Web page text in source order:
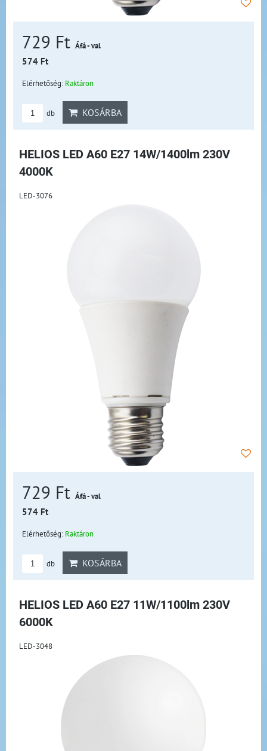
729 Ft Áfá - val
574 Ft
Elérhetőség: Raktáron
db KOSÁRBA
HELIOS LED A60 E27 14W/1400lm 230V
4000K
LED-3076
729 Ft Áfá - val
574 Ft
Elérhetőség: Raktáron
db KOSÁRBA
HELIOS LED A60 E27 11W/1100lm 230V
6000K
LED-3048